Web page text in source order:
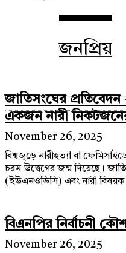
জনপ্রিয়
জাতিসংঘের প্রতিবেদন
একজন নারী
November 26, 2025
বিশ্বজুড়ে নারীহত্যা বা
চরম উদ্বেগের জন্ম দিয়েছে।
(ইউএনওডিসি) এবং নারী বিষয়ক
বিএনপির নির্বাচনী
November 26, 2025